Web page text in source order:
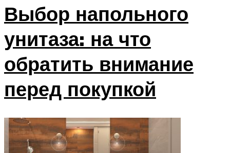
Выбор напольного
унитаза: на что
обратить внимание
перед покупкой